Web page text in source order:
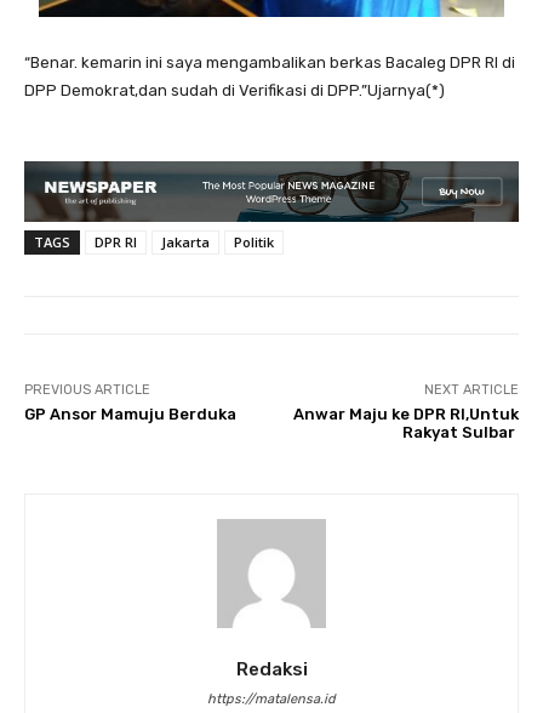
“Benar. kemarin ini saya mengambalikan berkas Bacaleg DPR RI di
DPP Demokrat,dan sudah di Verifikasi di DPP.”Ujarnya(*)
TAGS DPR RI Jakarta Politik
PREVIOUS ARTICLE
GP Ansor Mamuju Berduka
NEXT ARTICLE
Anwar Maju ke DPR RI,Untuk
Rakyat Sulbar
Redaksi
https://matalensa.id